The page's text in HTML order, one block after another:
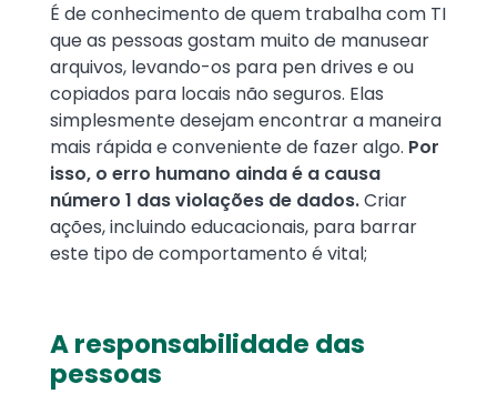
É de conhecimento de quem trabalha com TI
que as pessoas gostam muito de manusear
arquivos, levando-os para pen drives e ou
copiados para locais não seguros. Elas
simplesmente desejam encontrar a maneira
mais rápida e conveniente de fazer algo. Por
isso, o erro humano ainda é a causa
número 1 das violações de dados.Criar
ações, incluindo educacionais, para barrar
este tipo de comportamento é vital;
A responsabilidade das
pessoas